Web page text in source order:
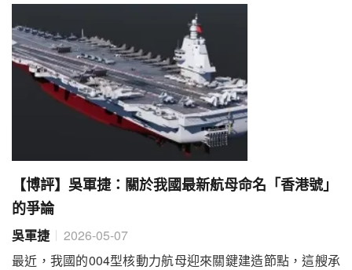
【博評】吳軍捷：關於我國最新航母命名「香港號」
的爭論
吳軍捷
2026-05-07
最近，我國的004型核動力航母迎來關鍵建造節點，這艘承